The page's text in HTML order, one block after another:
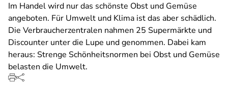
Im Handel wird nur das schönste Obst und Gemüse
angeboten. Für Umwelt und Klima ist das aber schädlich.
Die Verbraucherzentralen nahmen 25 Supermärkte und
Discounter unter die Lupe und genommen. Dabei kam
heraus: Strenge Schönheitsnormen bei Obst und Gemüse
belasten die Umwelt.